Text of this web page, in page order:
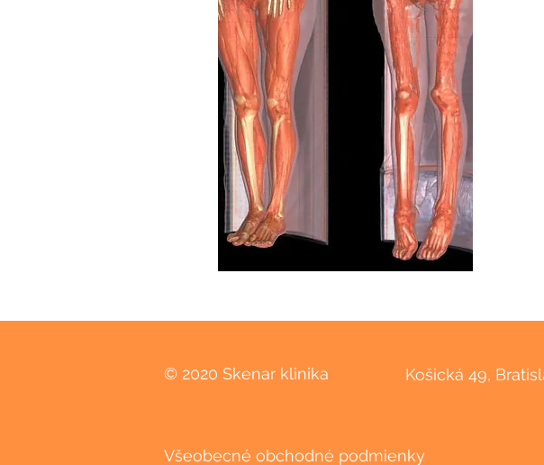
© 2020 Skenar klinika Košická 49,
Všeobecné obchodné podmienky